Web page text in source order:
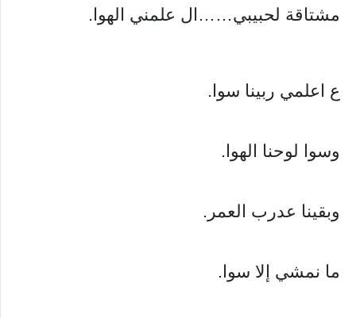
مشتاقة لحبيبي……ال علمني الهوا.
ع اعلمي ربينا سوا.
وسوا لوحنا الهوا.
وبقينا عدرب العمر.
ما نمشي إلا سوا.